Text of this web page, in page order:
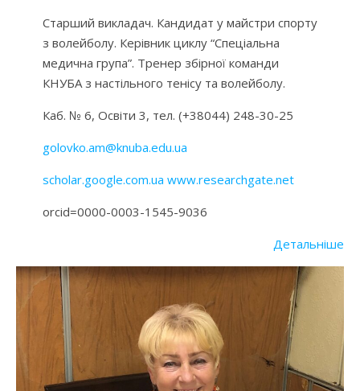
Старший викладач. Кандидат у майстри спорту
з волейболу. Керівник циклу “Спеціальна
медична група”. Тренер збірної команди
КНУБА з настільного тенісу та волейболу.
Каб. № 6, Освіти 3, тел. (+38044) 248-30-25
golovko.am@knuba.edu.ua
scholar.google.com.ua www.researchgate.net
orcid=0000-0003-1545-9036
Детальніше